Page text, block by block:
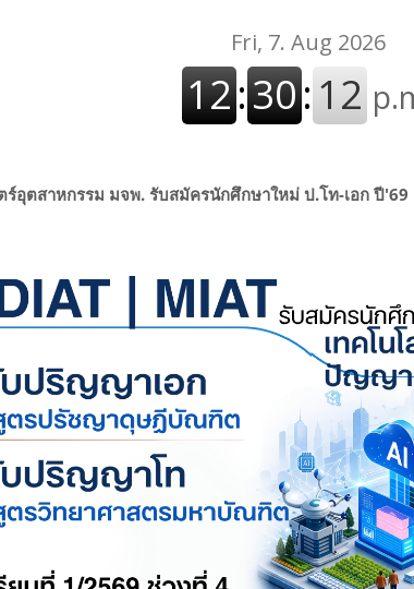
อุตสาหกรรม มจพ. รับสมัครนักศึกษาใหม่ ป.โท-เอก ปี'69